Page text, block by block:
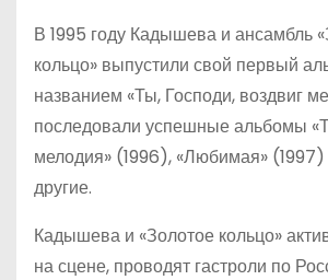
В 1995 году Кадышева и ансамбль
кольцо» выпустили свой первый
названием «Ты, Господи, воздвиг
последовали успешные альбомы
мелодия» (1996), «Любимая»
другие.
Кадышева и «Золотое кольцо»
на сцене, проводят гастроли по